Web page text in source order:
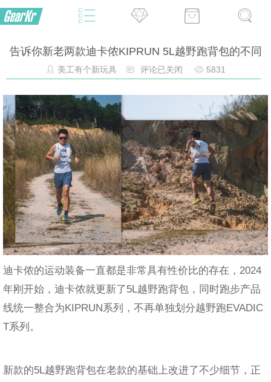
告诉你新老两款迪卡侬KIPRUN 5L越野跑背包的不同
美工有个新玩具 评论已关闭 5831
迪卡侬的运动装备一直都是非常具有性价比的存在，2024
年刚开始，迪卡侬就更新了5L越野跑背包，同时跑步产品
线统一整合为KIPRUN系列，不再单独划分越野跑EVADIC
T系列。
新款的5L越野跑背包在老款的基础上改进了不少细节，正